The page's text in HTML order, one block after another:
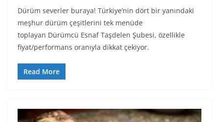
Dürüm severler buraya! Türkiye’nin dört bir yanındaki
meşhur dürüm çeşitlerini tek menüde
toplayan Dürümcü Esnaf Taşdelen Şubesi, özellikle
fiyat/performans oranıyla dikkat çekiyor.
Read More